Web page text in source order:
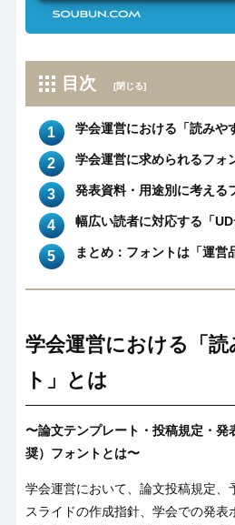
目次 [閉じる]
学会運営における「読みや
学会運営に求められるフォ
発表資料・用途別に考える
幅広い読者に対応する「UD
まとめ：フォントは「運営
学会運営における「
ト」とは
〜論文テンプレート・投稿規定・発
奨）フォントとは〜
学会運営において、論文投稿規定、
スライドの作成指針、学会での発表